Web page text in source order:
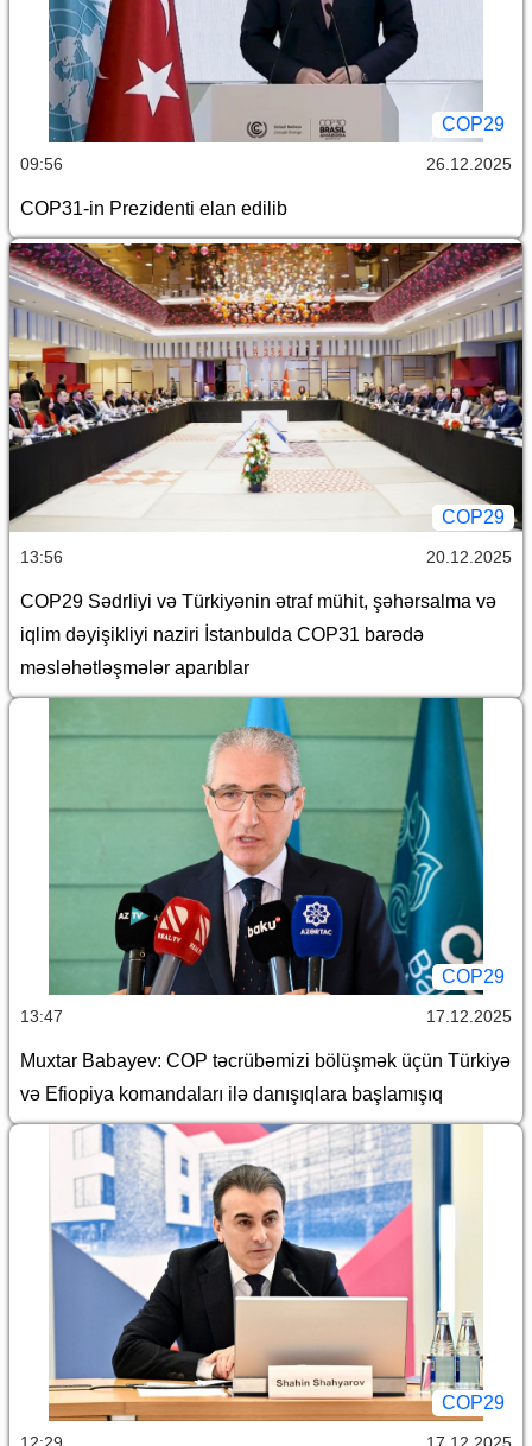
COP29
09:56 26.12.2025
COP31-in Prezidenti elan edilib
COP29
13:56 20.12.2025
COP29 Sədrliyi və Türkiyənin ətraf mühit, şəhərsalma və
iqlim dəyişikliyi naziri İstanbulda COP31 barədə
məsləhətləşmələr aparıblar
COP29
13:47 17.12.2025
Muxtar Babayev: COP təcrübəmizi bölüşmək üçün Türkiyə
və Efiopiya komandaları ilə danışıqlara başlamışıq
COP29